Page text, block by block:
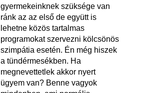
gyermekeinknek szüksége van
ránk az az első de együtt is
lehetne közös tartalmas
programokat szervezni kölcsönös
szimpátia esetén. Én még hiszek
a tündérmesékben. Ha
megnevettetlek akkor nyert
ügyem van? Benne vagyok